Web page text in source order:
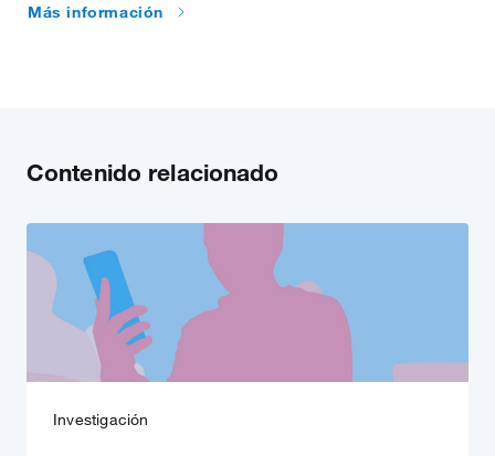
Más información
Contenido relacionado
Investigación